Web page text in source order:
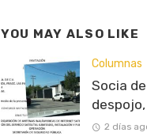
YOU MAY ALSO LIKE
Columnas
Socia
2 días